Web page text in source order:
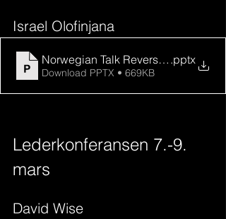
Israel Olofinjana
Norwegian Talk Reverse Mission
.pptx
Download PPTX • 669KB
Lederkonferansen 7.-9.
mars
David Wise